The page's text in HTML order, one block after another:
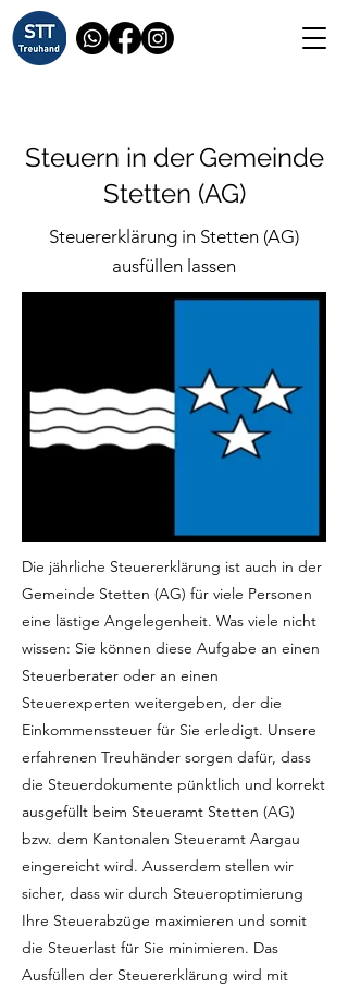
Steuern in der Gemeinde
Stetten (AG)
Steuererklärung in Stetten (AG)
ausfüllen lassen
Die jährliche Steuererklärung ist auch in der
Gemeinde Stetten (AG) für viele Personen
eine lästige Angelegenheit. Was viele nicht
wissen: Sie können diese Aufgabe an einen
Steuerberater oder an einen
Steuerexperten weitergeben, der die
Einkommenssteuer für Sie erledigt. Unsere
erfahrenen Treuhänder sorgen dafür, dass
die Steuerdokumente pünktlich und korrekt
ausgefüllt beim Steueramt Stetten (AG)
bzw. dem Kantonalen Steueramt Aargau
eingereicht wird. Ausserdem stellen wir
sicher, dass wir durch Steueroptimierung
Ihre Steuerabzüge maximieren und somit
die Steuerlast für Sie minimieren. Das
Ausfüllen der Steuererklärung wird mit